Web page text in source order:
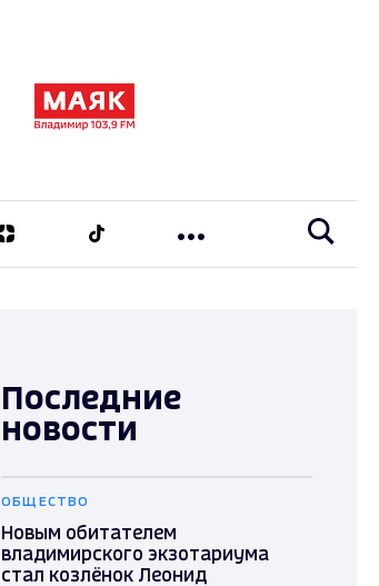
Последние
новости
ОБЩЕСТВО
Новым обитателем
владимирского экзотариума
стал козлёнок Леонид